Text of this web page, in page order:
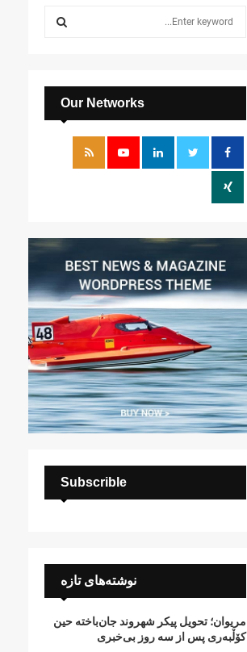
E
A
Our Networks
Subscrible
نوشته‌های تازه
مریوان؛ تحویل پیکر شهروند جان‌باخته حین
کۆڵبەری پس از سە روز بی‌خبری